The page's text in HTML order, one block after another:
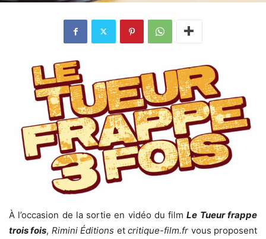
À l’occasion de la sortie en vidéo du filmLe Tueur frappe
trois fois, Rimini Éditions etcritique-film.fr vous proposent